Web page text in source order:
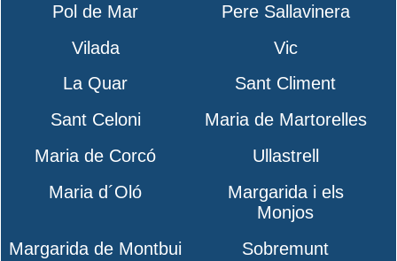
Pol de Mar
Pere Sallavinera
Vilada
Vic
La Quar
Sant Climent
Sant Celoni
Maria de Martorelles
Maria de Corcó
Ullastrell
Maria d´Oló
Margarida i els
Monjos
Margarida de Montbui
Sobremunt